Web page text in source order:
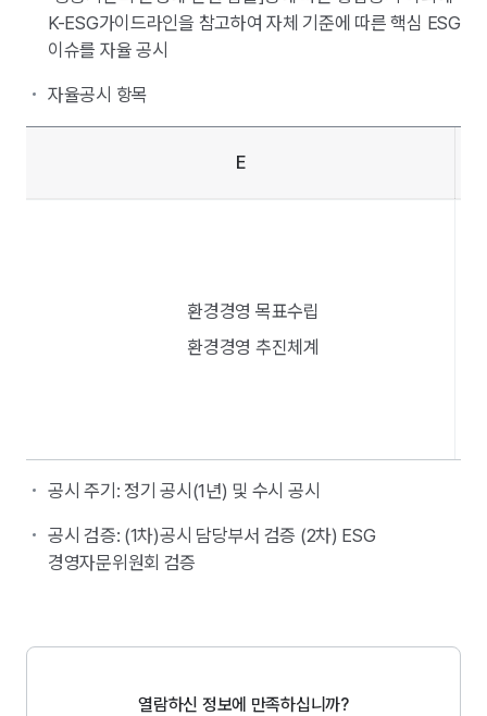
K-ESG가이드라인을 참고하여 자체 기준에 따른 핵심 ESG
이슈를 자율 공시
자율공시 항목
E
환경경영 목표수립
환경경영 추진체계
공시 주기: 정기 공시(1년) 및 수시 공시
공시 검증: (1차)공시 담당부서 검증 (2차) ESG
경영자문위원회 검증
열람하신 정보에 만족하십니까?